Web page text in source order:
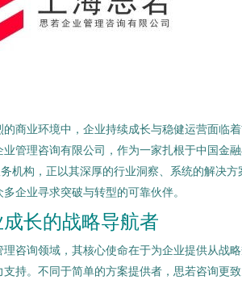
商业环境中，企业持续成长与稳健运营面临
管理咨询有限公司，作为一家扎根于中国金
机构，正以其深厚的行业洞察、系统的解决方
企业寻求突破与转型的可靠伙伴。
长的战略导航者
咨询领域，其核心使命在于为企业提供从战
持。不同于简单的方案提供者，思若咨询更